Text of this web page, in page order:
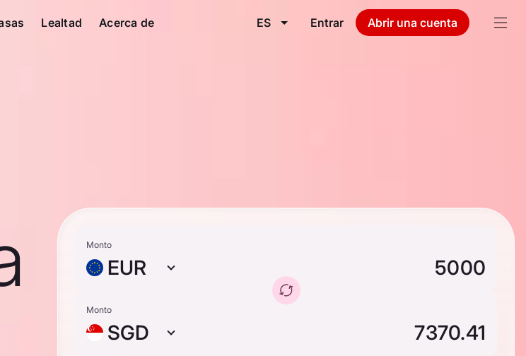
Lealtad Acerca de ES Entrar Abrir una cuenta
Monto
EUR
Monto
SGD